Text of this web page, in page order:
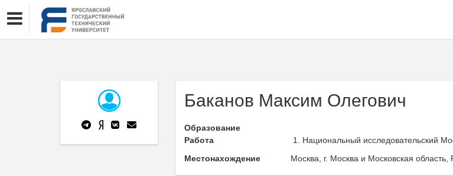
Баканов Максим Олегович
Образование
Работа
Национальный исследовательский
Местонахождение
Москва, г. Москва и Московская область,